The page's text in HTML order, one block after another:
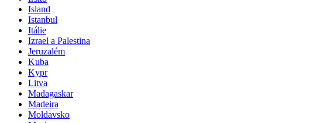
Island
Istanbul
Itálie
Izrael a Palestina
Jeruzalém
Kuba
Kypr
Litva
Madagaskar
Madeira
Moldavsko